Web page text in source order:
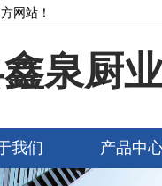
网站！
泉厨
我们 产品中